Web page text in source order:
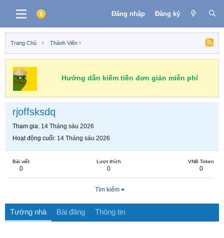
Đăng nhập Đăng ký
Trang Chủ Thành Viên
Hướng dẫn kiếm tiền đơn giản miễn phí
rjoffsksdq
Tham gia 14 Tháng sáu 2026
Hoạt động cuối 14 Tháng sáu 2026
Bài viết
0
Lượt thích
0
VNB Token
0
Tìm kiếm
Tường nhà Bài đăng Thông tin